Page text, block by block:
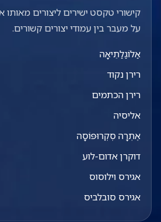
קישורי טקסט ישירים ליצורים מאותו
על מעבר בין עמודי יצורים קשורים.
אַלוֹגַלַתֵיאָה
רירן נקוד
רירן הכתמים
אליסיה
אֶתְרָה סְקְרוּפּוֹסָה
דוקרן אדום-לוע
אגירס וילוסוס
אגירס סובלביס